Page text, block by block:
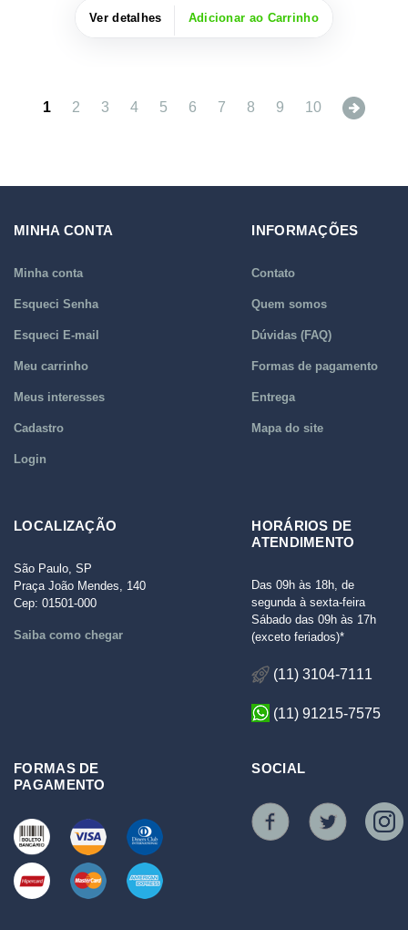
Ver detalhes Adicionar ao Carrinho
1 2 3 4 5 6 7 8 9 10 Next
MINHA CONTA
Minha conta
Esqueci Senha
Esqueci E-mail
Meu carrinho
Meus interesses
Cadastro
Login
INFORMAÇÕES
Contato
Quem somos
Dúvidas (FAQ)
Formas de pagamento
Entrega
Mapa do site
LOCALIZAÇÃO
São Paulo, SP
Praça João Mendes, 140
Cep: 01501-000
Saiba como chegar
HORÁRIOS DE
ATENDIMENTO
Das 09h às 18h, de
segunda à sexta-feira
Sábado das 09h às 17h
(exceto feriados)*
(11) 3104-7111
(11) 91215-7575
FORMAS DE
PAGAMENTO
SOCIAL